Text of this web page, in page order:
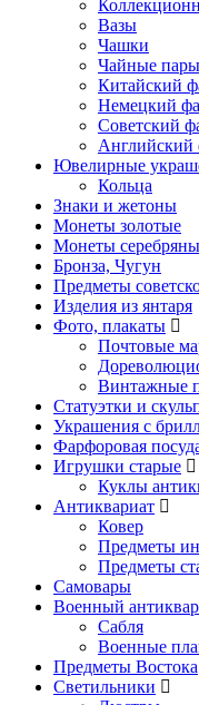
Вазы
Чашки
Чайные пары
Китайский
Немецкий
Советский
Английский
Ювелирные
Кольца
Знаки и жетоны
Монеты золотые
Монеты
Бронза, Чугун
Предметы
Изделия из янтаря
Фото, плакаты
Почтовые
Винтажные
Статуэтки и
Украшения с
Фарфоровая
Игрушки старые
Куклы
Антиквариат
Ковер
Предметы
Предметы
Самовары
Военный
Сабля
Военные
Предметы Востока
Светильники